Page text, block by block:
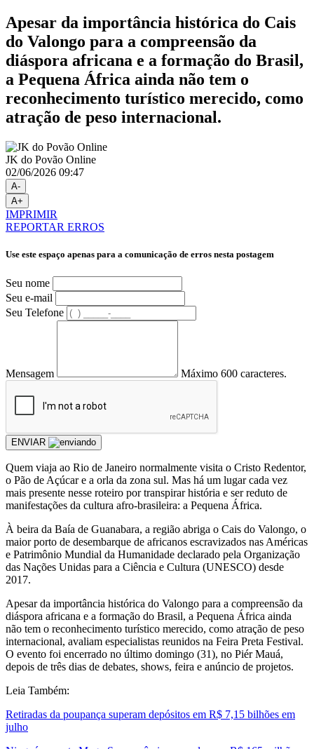
Apesar da importância histórica do Cais
do Valongo para a compreensão da
diáspora africana e a formação do Brasil,
a Pequena África ainda não tem o
reconhecimento turístico merecido, como
atração de peso internacional.
JK do Povão Online
02/06/2026 09:47
A-
A+
IMPRIMIR
REPORTAR ERROS
Use este espaço apenas para a comunicação de erros nesta postagem
Seu nome
Seu e-mail
Seu Telefone
Mensagem Máximo 600 caracteres.
ENVIAR
Quem viaja ao Rio de Janeiro normalmente visita o Cristo Redentor,
o Pão de Açúcar e a orla da zona sul. Mas há um lugar cada vez
mais presente nesse roteiro por transpirar história e ser reduto de
manifestações da cultura afro-brasileira: a Pequena África.
À beira da Baía de Guanabara, a região abriga o Cais do Valongo, o
maior porto de desembarque de africanos escravizados nas Américas
e Patrimônio Mundial da Humanidade declarado pela Organização
das Nações Unidas para a Ciência e Cultura (UNESCO) desde
2017.
Apesar da importância histórica do Valongo para a compreensão da
diáspora africana e a formação do Brasil, a Pequena África ainda
não tem o reconhecimento turístico merecido, como atração de peso
internacional, avaliam especialistas reunidos na Feira Preta Festival.
O evento foi encerrado no último domingo (31), no Piér Mauá,
depois de três dias de debates, shows, feira e anúncio de projetos.
Leia Também:
Retiradas da poupança superam depósitos em R$ 7,15 bilhões em
julho